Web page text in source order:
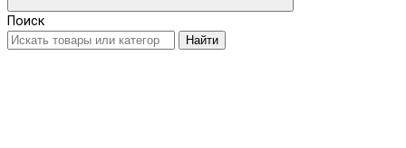
Поиск
Найти